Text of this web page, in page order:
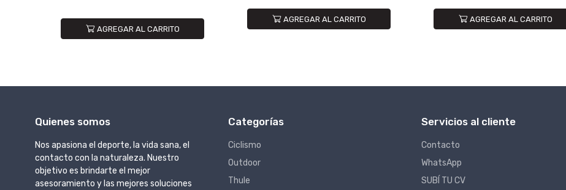
AGREGAR AL CARRITO
AGREGAR AL CARRITO AGREGAR AL CARRITO
Quienes somos
Nos apasiona el deporte, la vida sana, el
contacto con la naturaleza. Nuestro
objetivo es brindarte el mejor
asesoramiento y las mejores soluciones
Categorías
Ciclismo
Outdoor
Thule
Servicios al cliente
Contacto
WhatsApp
SUBÍ TU CV